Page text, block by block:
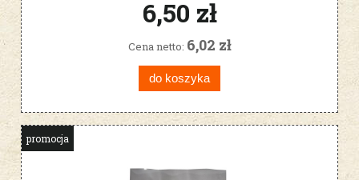
6,50 zł
Cena netto: 6,02 zł
do koszyka
promocja